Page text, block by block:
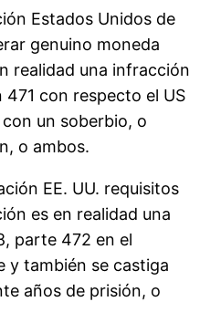
Estados Unidos de
genuino moneda
realidad una infracción
471 con respecto el US
un soberbio, o
o ambos.
EE. UU. requisitos
es en realidad una
parte 472 en el
y también se castiga
años de prisión, o